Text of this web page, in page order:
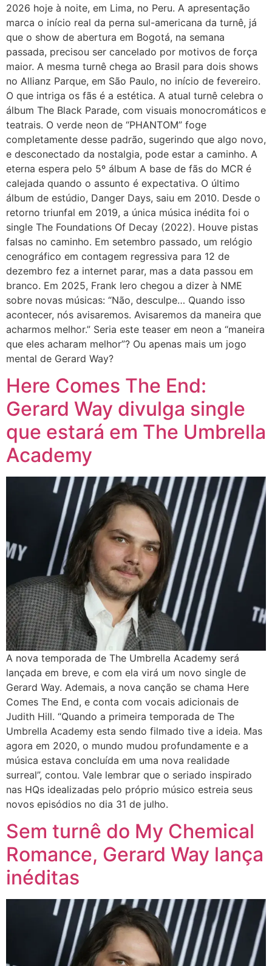
2026 hoje à noite, em Lima, no Peru. A apresentação
marca o início real da perna sul-americana da turnê, já
que o show de abertura em Bogotá, na semana
passada, precisou ser cancelado por motivos de força
maior. A mesma turnê chega ao Brasil para dois shows
no Allianz Parque, em São Paulo, no início de fevereiro.
O que intriga os fãs é a estética. A atual turnê celebra o
álbum The Black Parade, com visuais monocromáticos e
teatrais. O verde neon de “PHANTOM” foge
completamente desse padrão, sugerindo que algo novo,
e desconectado da nostalgia, pode estar a caminho. A
eterna espera pelo 5º álbum A base de fãs do MCR é
calejada quando o assunto é expectativa. O último
álbum de estúdio, Danger Days, saiu em 2010. Desde o
retorno triunfal em 2019, a única música inédita foi o
single The Foundations Of Decay (2022). Houve pistas
falsas no caminho. Em setembro passado, um relógio
cenográfico em contagem regressiva para 12 de
dezembro fez a internet parar, mas a data passou em
branco. Em 2025, Frank Iero chegou a dizer à NME
sobre novas músicas: “Não, desculpe… Quando isso
acontecer, nós avisaremos. Avisaremos da maneira que
acharmos melhor.” Seria este teaser em neon a “maneira
que eles acharam melhor”? Ou apenas mais um jogo
mental de Gerard Way?
Here Comes The End:
Gerard Way divulga single
que estará em The Umbrella
Academy
A nova temporada de The Umbrella Academy será
lançada em breve, e com ela virá um novo single de
Gerard Way. Ademais, a nova canção se chama Here
Comes The End, e conta com vocais adicionais de
Judith Hill. “Quando a primeira temporada de The
Umbrella Academy esta sendo filmado tive a ideia. Mas
agora em 2020, o mundo mudou profundamente e a
música estava concluída em uma nova realidade
surreal”, contou. Vale lembrar que o seriado inspirado
nas HQs idealizadas pelo próprio músico estreia seus
novos episódios no dia 31 de julho.
Sem turnê do My Chemical
Romance, Gerard Way lança
inéditas